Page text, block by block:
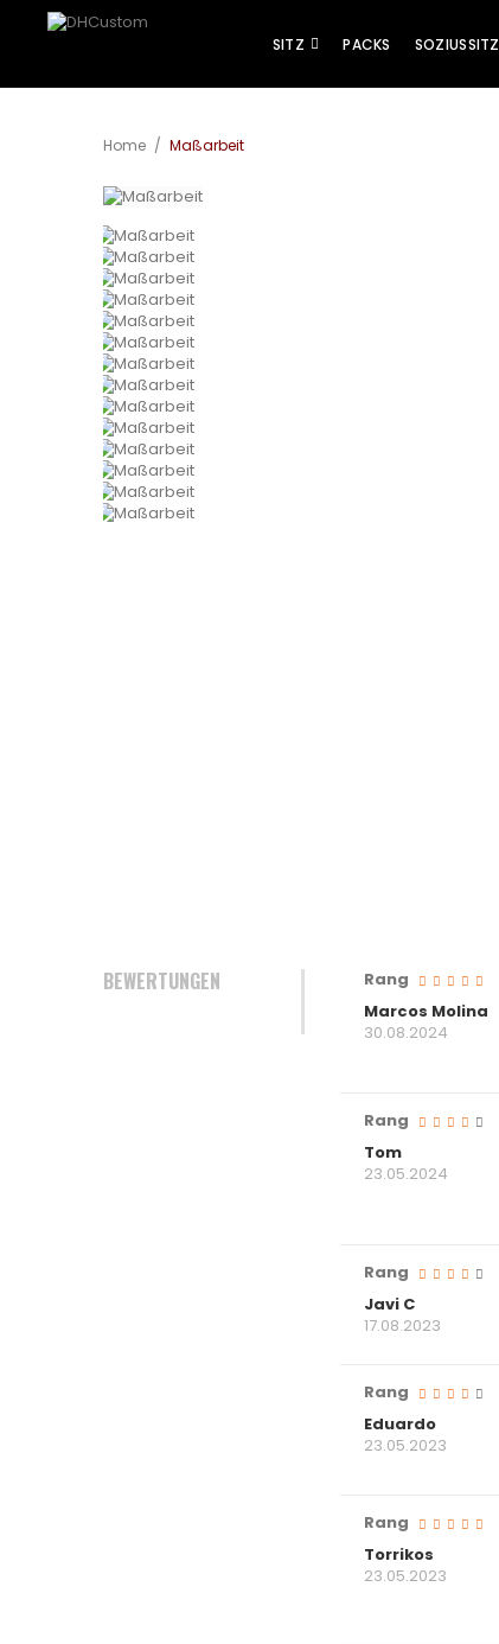
SITZ PACKS SOZIUSSITZ
Home / Maßarbeit
BEWERTUNGEN
Rang
Marcos Molina
30.08.2024
Rang
Tom
23.05.2024
Rang
Javi C
17.08.2023
Rang
Eduardo
23.05.2023
Rang
Torrikos
23.05.2023